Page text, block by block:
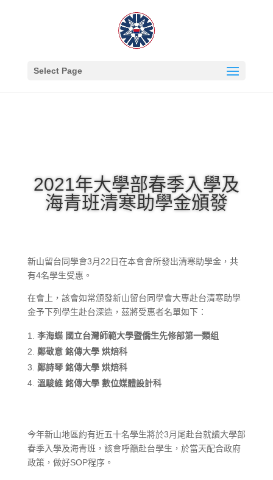
Select Page
2021年大學部春季入學及
海青班清寒助學金頒發
新山留台同學會3月22日在本會會所發出清寒助學金，共
有4名學生受惠。
在會上，該會如常頒發新山留台同學會大專赴台清寒助學
金予下列學生赴台深造，茲將受惠者名單如下：
李海蝶 國立台灣師範大學暨僑生先修部第一類组
鄭敬意 銘傳大學 烘焙科
鄭詩琴 銘傳大學 烘焙科
溫駿維 銘傳大學 數位媒體設計科
今年新山地區約有近五十名學生將於3月尾赴台就讀大學部
春季入學及海青班，該會呼籲赴台學生，於當天配合政府
政策，做好SOP程序。